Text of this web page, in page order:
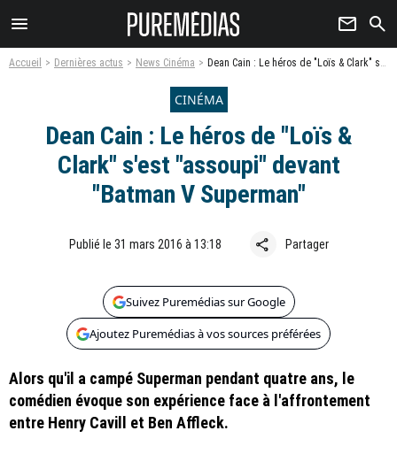
menu newsletter search
Accueil Dernières actus News Cinéma Dean Cain : Le héros de "Loïs & Clark" s'est "assoupi" devant "Batman V Superman"
CINÉMA
Dean Cain : Le héros de "Loïs &
Clark" s'est "assoupi" devant
"Batman V Superman"
Publié le 31 mars 2016 à 13:18 share Partager
Suivez Puremédias sur Google
Ajoutez Puremédias à vos sources préférées
Alors qu'il a campé Superman pendant quatre ans, le
comédien évoque son expérience face à l'affrontement
entre Henry Cavill et Ben Affleck.